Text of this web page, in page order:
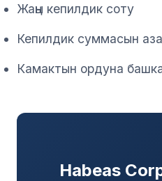
Жаңы кепилдик соту
Кепилдик суммасын
Камактын ордуна
Habeas